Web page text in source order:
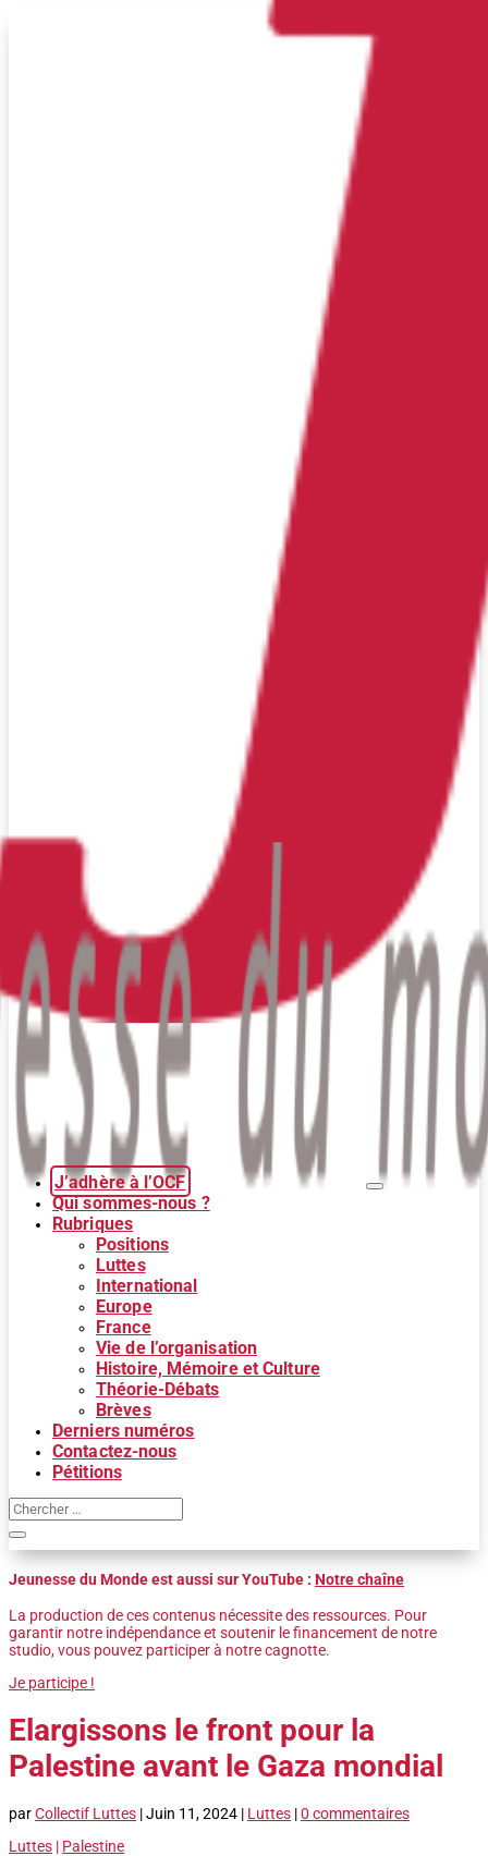
J’adhère à l’OCF
Qui sommes-nous ?
Rubriques
Positions
Luttes
International
Europe
France
Vie de l’organisation
Histoire, Mémoire et Culture
Théorie-Débats
Brèves
Derniers numéros
Contactez-nous
Pétitions
Jeunesse du Monde est aussi sur YouTube : Notre chaîne
La production de ces contenus nécessite des ressources. Pour
garantir notre indépendance et soutenir le financement de notre
studio, vous pouvez participer à notre cagnotte.
Je participe !
Elargissons le front pour la
Palestine avant le Gaza mondial
parCollectif Luttes |Juin 11, 2024 | Luttes |0 commentaires
Luttes | Palestine